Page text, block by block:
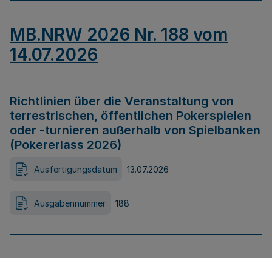
MB.NRW 2026 Nr. 188 vom
14.07.2026
Richtlinien über die Veranstaltung von
terrestrischen, öffentlichen Pokerspielen
oder -turnieren außerhalb von Spielbanken
(Pokererlass 2026)
Ausfertigungsdatum 13.07.2026
Ausgabennummer 188